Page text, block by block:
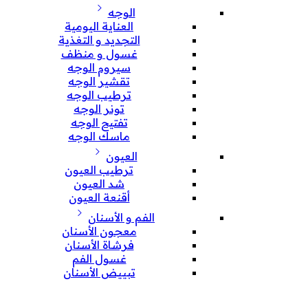
الوجه
العناية اليومية
التجديد و التغذية
غسول و منظف
سيروم الوجه
تقشير الوجه
ترطيب الوجه
تونر الوجه
تفتيح الوجه
ماسك الوجه
العيون
ترطيب العيون
شد العيون
أقنعة العيون
الفم و الأسنان
معجون الأسنان
فرشاة الأسنان
غسول الفم
تبييض الأسنان